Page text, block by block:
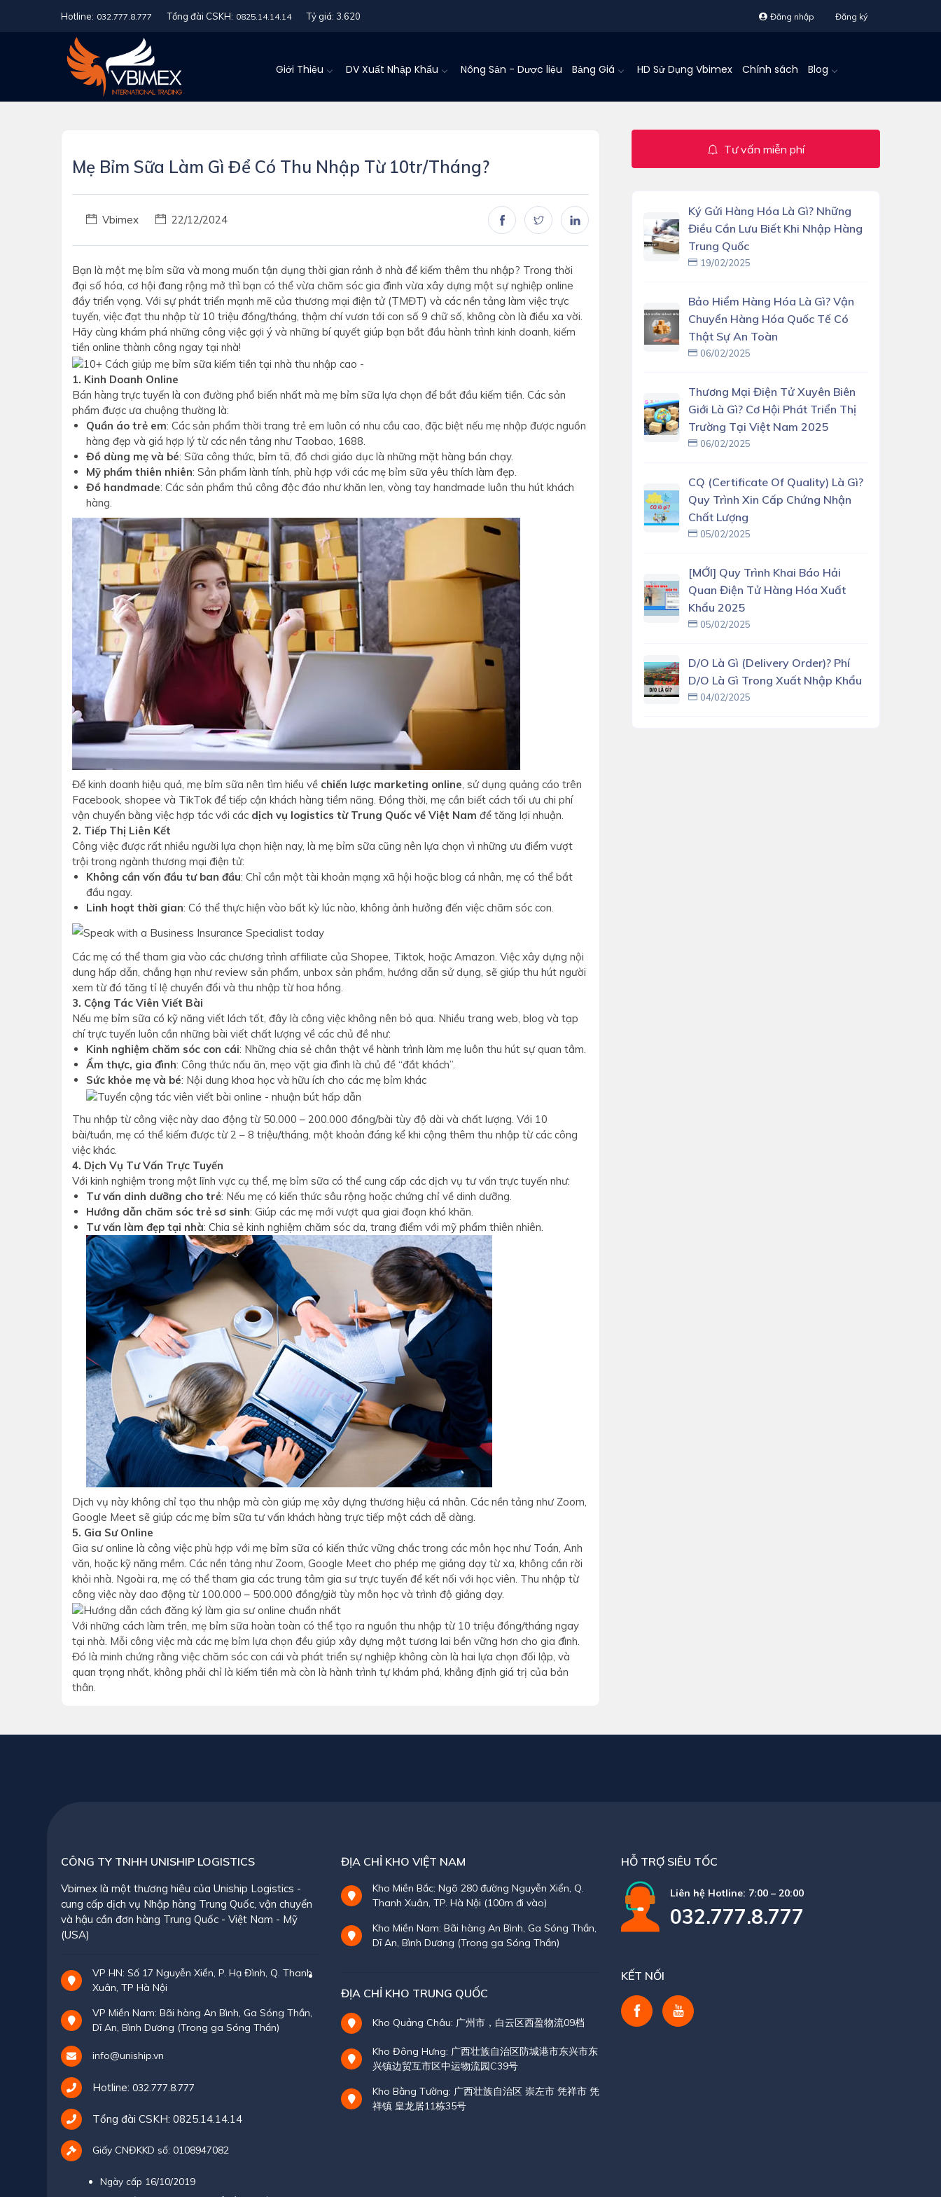
Hotline: 032.777.8.777 Tổng đài CSKH: 0825.14.14.14 Tỷ giá: 3.620 Đăng nhập Đăng ký
Giới Thiệu DV Xuất Nhập Khẩu Nông Sản - Dược liệu Bảng Giá HD Sử Dụng Vbimex Chính sách Blog
Mẹ Bỉm Sữa Làm Gì Để Có Thu Nhập Từ 10tr/tháng?
Vbimex 22/12/2024
Bạn là một mẹ bỉm sữa và mong muốn tận dụng thời gian rảnh ở nhà để kiếm thêm thu nhập? Trong thời
đại số hóa, cơ hội đang rộng mở thì bạn có thể vừa chăm sóc gia đình vừa xây dựng một sự nghiệp online
đầy triển vọng. Với sự phát triển mạnh mẽ của thương mại điện tử (TMĐT) và các nền tảng làm việc trực
tuyến, việc đạt thu nhập từ 10 triệu đồng/tháng, thậm chí vươn tới con số 9 chữ số, không còn là điều xa vời.
Hãy cùng khám phá những công việc gợi ý và những bí quyết giúp bạn bắt đầu hành trình kinh doanh, kiếm
tiền online thành công ngay tại nhà!
1. Kinh Doanh Online
Bán hàng trực tuyến là con đường phổ biến nhất mà mẹ bỉm sữa lựa chọn để bắt đầu kiếm tiền. Các sản
phẩm được ưa chuộng thường là:
Quần áo trẻ em: Các sản phẩm thời trang trẻ em luôn có nhu cầu cao, đặc biệt nếu mẹ nhập được nguồn
hàng đẹp và giá hợp lý từ các nền tảng như Taobao, 1688.
Đồ dùng mẹ và bé: Sữa công thức, bỉm tã, đồ chơi giáo dục là những mặt hàng bán chạy.
Mỹ phẩm thiên nhiên: Sản phẩm lành tính, phù hợp với các mẹ bỉm sữa yêu thích làm đẹp.
Đồ handmade: Các sản phẩm thủ công độc đáo như khăn len, vòng tay handmade luôn thu hút khách
hàng.
Để kinh doanh hiệu quả, mẹ bỉm sữa nên tìm hiểu về chiến lược marketing online , sử dụng quảng cáo trên
Facebook, shopee và TikTok để tiếp cận khách hàng tiềm năng. Đồng thời, mẹ cần biết cách tối ưu chi phí
vận chuyển bằng việc hợp tác với các dịch vụ logistics từ Trung Quốc về Việt Nam để tăng lợi nhuận.
2. Tiếp Thị Liên Kết
Công việc được rất nhiều người lựa chọn hiện nay, là mẹ bỉm sữa cũng nên lựa chọn vì những ưu điểm vượt
trội trong ngành thương mại điện tử:
Không cần vốn đầu tư ban đầu: Chỉ cần một tài khoản mạng xã hội hoặc blog cá nhân, mẹ có thể bắt
đầu ngay.
Linh hoạt thời gian: Có thể thực hiện vào bất kỳ lúc nào, không ảnh hưởng đến việc chăm sóc con.
Các mẹ có thể tham gia vào các chương trình affiliate của Shopee, Tiktok, hoặc Amazon. Việc xây dựng nội
dung hấp dẫn, chẳng hạn như review sản phẩm, unbox sản phẩm, hướng dẫn sử dụng, sẽ giúp thu hút người
xem từ đó tăng tỉ lệ chuyển đổi và thu nhập từ hoa hồng.
3. Cộng Tác Viên Viết Bài
Nếu mẹ bỉm sữa có kỹ năng viết lách tốt, đây là công việc không nên bỏ qua. Nhiều trang web, blog và tạp
chí trực tuyến luôn cần những bài viết chất lượng về các chủ đề như:
Kinh nghiệm chăm sóc con cái: Những chia sẻ chân thật về hành trình làm mẹ luôn thu hút sự quan tâm.
Ẩm thực, gia đình: Công thức nấu ăn, mẹo vặt gia đình là chủ đề “đắt khách”.
Sức khỏe mẹ và bé: Nội dung khoa học và hữu ích cho các mẹ bỉm khác
Thu nhập từ công việc này dao động từ 50.000 – 200.000 đồng/bài tùy độ dài và chất lượng. Với 10
bài/tuần, mẹ có thể kiếm được từ 2 – 8 triệu/tháng, một khoản đáng kể khi cộng thêm thu nhập từ các công
việc khác.
4. Dịch Vụ Tư Vấn Trực Tuyến
Với kinh nghiệm trong một lĩnh vực cụ thể, mẹ bỉm sữa có thể cung cấp các dịch vụ tư vấn trực tuyến như:
Tư vấn dinh dưỡng cho trẻ: Nếu mẹ có kiến thức sâu rộng hoặc chứng chỉ về dinh dưỡng.
Hướng dẫn chăm sóc trẻ sơ sinh: Giúp các mẹ mới vượt qua giai đoạn khó khăn.
Tư vấn làm đẹp tại nhà: Chia sẻ kinh nghiệm chăm sóc da, trang điểm với mỹ phẩm thiên nhiên.
Dịch vụ này không chỉ tạo thu nhập mà còn giúp mẹ xây dựng thương hiệu cá nhân. Các nền tảng như Zoom,
Google Meet sẽ giúp các mẹ bỉm sữa tư vấn khách hàng trực tiếp một cách dễ dàng.
5. Gia Sư Online
Gia sư online là công việc phù hợp với mẹ bỉm sữa có kiến thức vững chắc trong các môn học như Toán, Anh
văn, hoặc kỹ năng mềm. Các nền tảng như Zoom, Google Meet cho phép mẹ giảng dạy từ xa, không cần rời
khỏi nhà. Ngoài ra, mẹ có thể tham gia các trung tâm gia sư trực tuyến để kết nối với học viên. Thu nhập từ
công việc này dao động từ 100.000 – 500.000 đồng/giờ tùy môn học và trình độ giảng dạy.
Với những cách làm trên, mẹ bỉm sữa hoàn toàn có thể tạo ra nguồn thu nhập từ 10 triệu đồng/tháng ngay
tại nhà. Mỗi công việc mà các mẹ bỉm lựa chọn đều giúp xây dựng một tương lai bền vững hơn cho gia đình.
Đó là minh chứng rằng việc chăm sóc con cái và phát triển sự nghiệp không còn là hai lựa chọn đối lập, và
quan trọng nhất, không phải chỉ là kiếm tiền mà còn là hành trình tự khám phá, khẳng định giá trị của bản
thân.
Tư vấn miễn phí
Ký Gửi Hàng Hóa Là Gì? Những
Điều Cần Lưu Biết Khi Nhập Hàng
Trung Quốc
19/02/2025
Bảo Hiểm Hàng Hóa Là Gì? Vận
Chuyển Hàng Hóa Quốc Tế Có
Thật Sự An Toàn
06/02/2025
Thương Mại Điện Tử Xuyên Biên
Giới Là Gì? Cơ Hội Phát Triển Thị
Trường Tại Việt Nam 2025
06/02/2025
CQ (Certificate Of Quality) Là Gì?
Quy Trình Xin Cấp Chứng Nhận
Chất Lượng
05/02/2025
[MỚI] Quy Trình Khai Báo Hải
Quan Điện Tử Hàng Hóa Xuất
Khẩu 2025
05/02/2025
D/O Là Gì (delivery Order)? Phí
D/O Là Gì Trong Xuất Nhập Khẩu
04/02/2025
CÔNG TY TNHH UNISHIP LOGISTICS
Vbimex là một thương hiêu của Uniship Logistics -
cung cấp dịch vụ Nhập hàng Trung Quốc, vận chuyển
và hậu cần đơn hàng Trung Quốc - Việt Nam - Mỹ
(USA)
VP HN: Số 17 Nguyễn Xiển, P. Hạ Đình, Q. Thanh
Xuân, TP Hà Nội
VP Miền Nam: Bãi hàng An Bình, Ga Sóng Thần,
Dĩ An, Bình Dương (Trong ga Sóng Thần)
info@uniship.vn
Hotline: 032.777.8.777
Tổng đài CSKH: 0825.14.14.14
Giấy CNĐKKD số: 0108947082
Ngày cấp 16/10/2019
ĐỊA CHỈ KHO VIỆT NAM
Kho Miền Bắc: Ngõ 280 đường Nguyễn Xiển, Q.
Thanh Xuân, TP. Hà Nội (100m đi vào)
Kho Miền Nam: Bãi hàng An Bình, Ga Sóng Thần,
Dĩ An, Bình Dương (Trong ga Sóng Thần)
ĐỊA CHỈ KHO TRUNG QUỐC
Kho Quảng Châu: 广州市，白云区西盈物流09档
Kho Đông Hưng: 广西壮族自治区防城港市东兴市东
兴镇边贸互市区中运物流园C39号
Kho Bằng Tường: 广西壮族自治区 崇左市 凭祥市 凭
祥镇 皇龙居11栋35号
HỖ TRỢ SIÊU TỐC
Liên hệ Hotline: 7:00 – 20:00
032.777.8.777
KẾT NỐI